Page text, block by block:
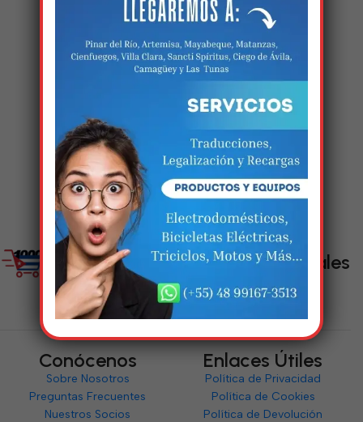
Enlaces Sociales
Conócenos
Sobre Nosotros
Preguntas Frecuentes
Nuestros Socios
Enlaces Útiles
Política de Privacidad
Política de Cookies
Política de Devolución
Estamos trabalhando
nisso!
Em breve, esta página estará
disponível com novidades
incríveis. Agradecemos pela
paciência e compreensão.